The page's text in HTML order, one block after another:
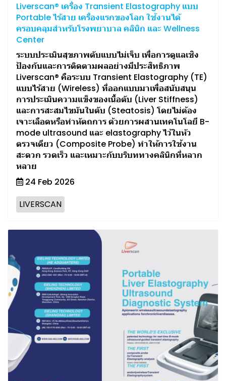
Liverscan® เครื่อง Transient Elastography แบบ
Portable ไร้สาย เครื่องแรกของโลก ใช้งานได้
ครอบคลุมสำหรับโรงพยาบาล คลินิก และ Wellness
Center
ระบบประเมินสุขภาพตับแบบไม่เจ็บ เพื่อการดูแลเชิง
ป้องกันและการติดตามผลอย่างมีประสิทธิภาพ
Liverscan® คือระบบ Transient Elastography (TE)
แบบไร้สาย (Wireless) ที่ออกแบบมาเพื่อสนับสนุน
การประเมินความแข็งของเนื้อตับ (Liver Stiffness)
และการสะสมไขมันในตับ (Steatosis) โดยไม่ต้อง
เจาะเลือดหรือทำหัตถการ ด้วยการผสานเทคโนโลยี B-
mode ultrasound และ elastography ไว้ในหัว
ตรวจเดียว (Composite Probe) ทำให้การใช้งาน
สะดวก รวดเร็ว และเหมาะกับบริบททางคลินิกที่หลาก
หลาย
24 Feb 2026
LIVERSCAN